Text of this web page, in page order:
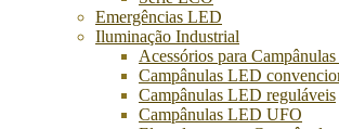
Emergências LED
Iluminação Industrial
Acessórios para
Campânulas LED
Campânulas LED reguláveis
Campânulas LED UFO